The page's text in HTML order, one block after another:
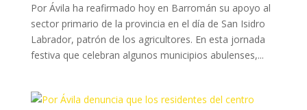
Por Ávila ha reafirmado hoy en Barromán su apoyo al
sector primario de la provincia en el día de San Isidro
Labrador, patrón de los agricultores. En esta jornada
festiva que celebran algunos municipios abulenses,...